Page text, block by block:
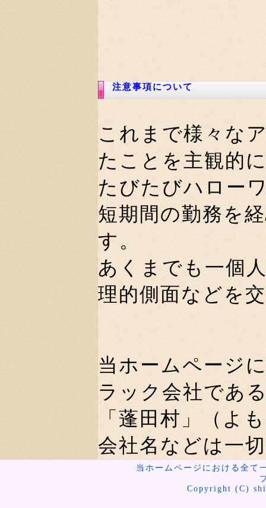
注意事項について
これまで様々な
たことを主観的
たびたびハロー
短期間の勤務を
す。
あくまでも一個
理的側面などを
当ホームページ
ラック会社であ
「蓬田村」（よ
会社名などは一
当ホームページにおける全
Copyright (C)